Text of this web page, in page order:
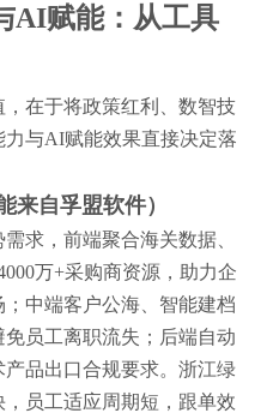
AI赋能：从工具
在于将政策红利、数智技
力与AI赋能效果直接决定落
来自孚盟软件）
求，前端聚合海关数据、
万+采购商资源，助力企
中端客户公海、智能建档
员工离职流失；后端自动
品出口合规要求。浙江绿
员工适应周期短，跟单效